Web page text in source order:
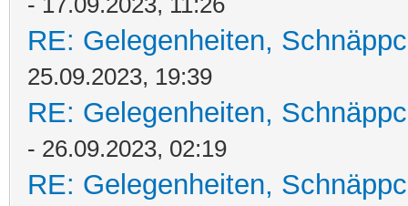
RE: Gelegenheiten,
25.09.2023, 19:39
RE: Gelegenheiten,
- 26.09.2023, 02:19
RE: Gelegenheiten,